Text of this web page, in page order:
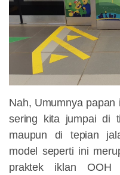
Nah, Umumnya papan
sering kita jumpai di
maupun di tepian
model seperti ini
praktek iklan OOH